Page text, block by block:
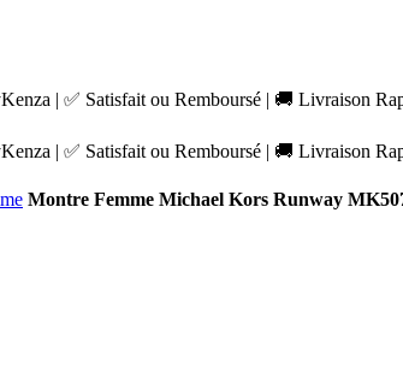
| ✅ Satisfait ou Remboursé | 🚚 Livraison
| ✅ Satisfait ou Remboursé | 🚚 Livraison
Montre Femme Michael Kors Runway